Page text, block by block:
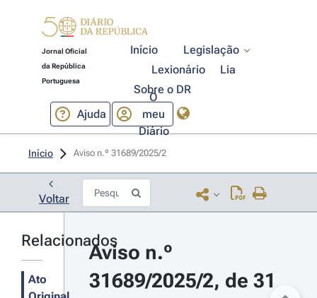
Jornal Oficial
da República
Portuguesa
Início
Legislação
Lexionário
Lia
Sobre o DR
Ajuda
O
meu
Diário
Início Aviso n.º 31689/2025/2
Voltar
Relacionados
Ato
Aviso n.º
31689/2025/2, de 31